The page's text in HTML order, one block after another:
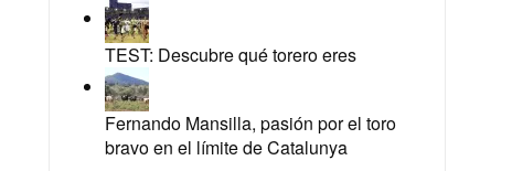
TEST: Descubre qué torero eres
Fernando Mansilla, pasión por el toro
bravo en el límite de Catalunya